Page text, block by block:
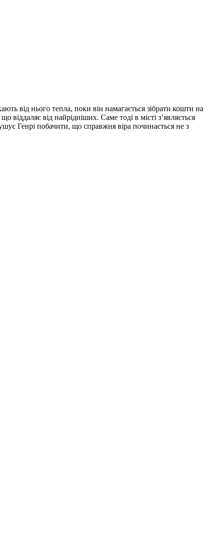
від нього тепла, поки він намагається зібрати кошти на
від найрідніших. Саме тоді в місті з’являється
Генрі побачити, що справжня віра починається не з